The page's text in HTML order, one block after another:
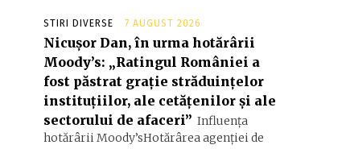
STIRI DIVERSE 7 AUGUST 2026
Nicușor Dan, în urma hotărârii
Moody’s: „Ratingul României a
fost păstrat grație străduințelor
instituțiilor, ale cetățenilor și ale
sectorului de afaceri” Influența
hotărârii Moody’sHotărârea agenției de